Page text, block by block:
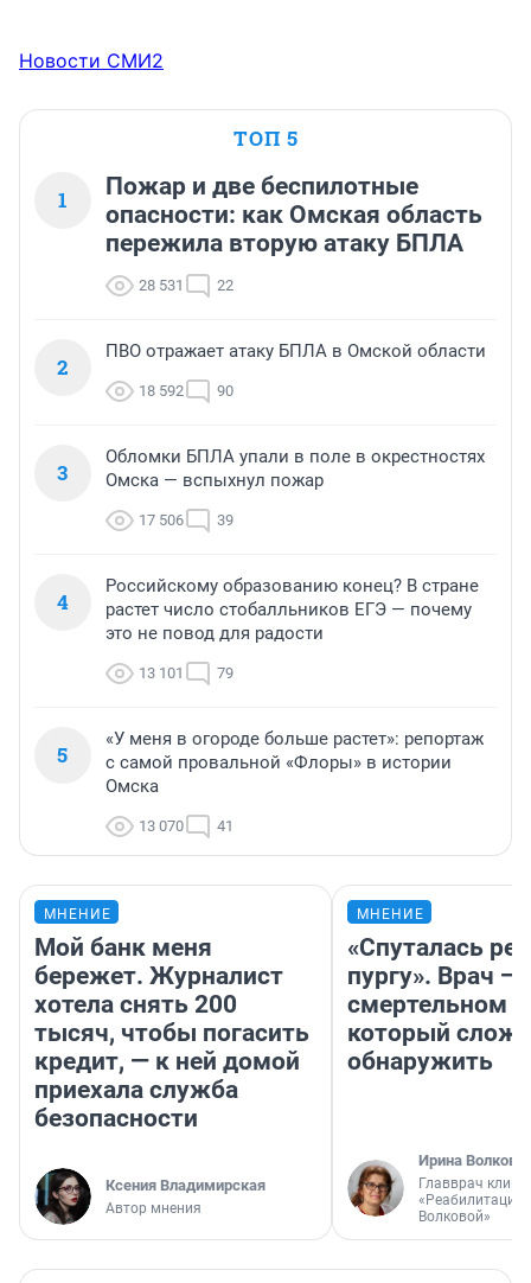
Новости СМИ2
ТОП 5
1
Пожар и две беспилотные
опасности: как Омская область
пережила вторую атаку БПЛА
28 531 22
2
ПВО отражает атаку БПЛА в Омской области
18 592 90
3
Обломки БПЛА упали в поле в окрестностях
Омска — вспыхнул пожар
17 506 39
4
Российскому образованию конец? В стране
растет число стобалльников ЕГЭ — почему
это не повод для радости
13 101 79
5
«У меня в огороде больше растет»: репортаж
с самой провальной «Флоры» в истории
Омска
13 070 41
МНЕНИЕ
Мой банк меня
бережет. Журналист
хотела снять 200
тысяч, чтобы погасить
кредит, — к ней домой
приехала служба
безопасности
Ксения Владимирская
Автор мнения
МНЕНИЕ
«Спуталась
пургу». Врач —
смертельном
который
обнаружить
Ирина Волкова
Главврач
«Реабилитация
Волковой»